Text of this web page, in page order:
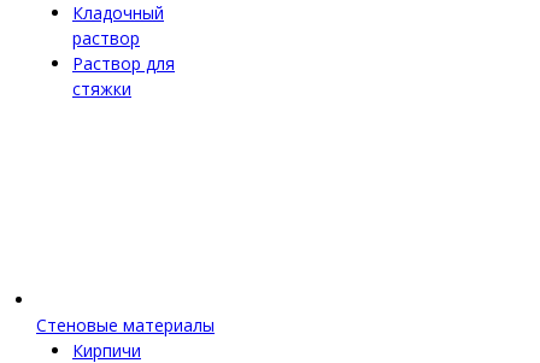
Кладочный
раствор
Раствор для
стяжки
Стеновые материалы
Кирпичи